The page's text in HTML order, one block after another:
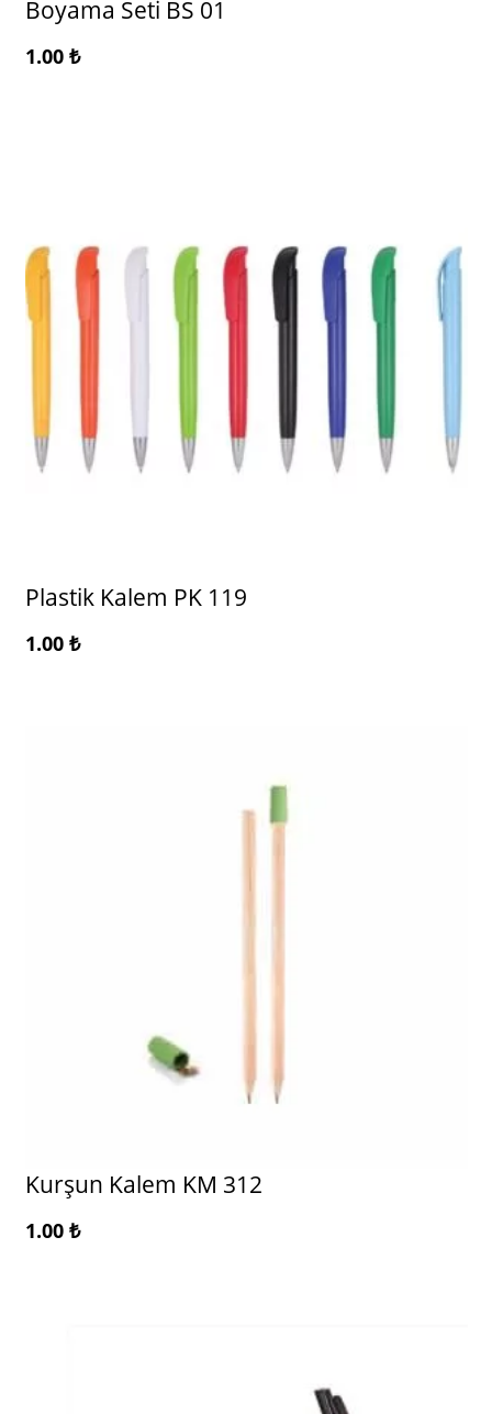
Boyama Seti BS 01
1.00 ₺
Plastik Kalem PK 119
1.00 ₺
Kurşun Kalem KM 312
1.00 ₺